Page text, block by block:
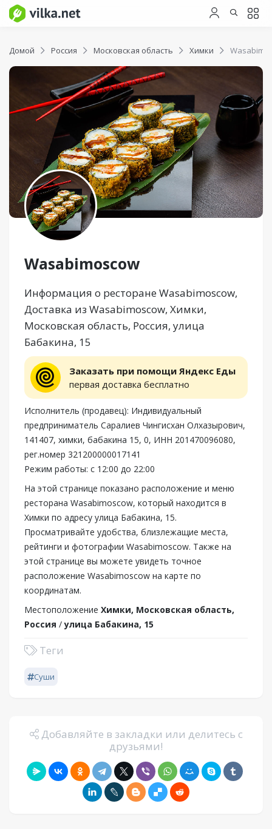
Домой Россия Московская область Химки
Wasabimoscow
Информация о ресторане Wasabimoscow,
Доставка из Wasabimoscow, Химки,
Московская область, Россия, улица
Бабакина, 15
Заказать при помощи Яндекс Еды
первая доставка бесплатно
Исполнитель (продавец): Индивидуальный
предприниматель Саралиев Чингисхан Олхазырович,
141407, химки, бабакина 15, 0, ИНН 201470096080,
рег.номер 321200000017141
Режим работы: с 12:00 до 22:00
На этой странице показано расположение и меню
ресторана Wasabimoscow, который находится в
Химки по адресу улица Бабакина, 15.
Просматривайте удобства, близлежащие места,
рейтинги и фотографии Wasabimoscow. Также на
этой странице вы можете увидеть точное
расположение Wasabimoscow на карте по
координатам.
Местоположение Химки, Московская область,
Россия /улица Бабакина, 15
Теги
Суши
Добавляйте в закладки или делитесь с
друзьями!